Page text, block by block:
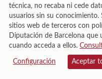
Área de Cultura – Gerència de Serveis
© Il·lustracions: Txesco Montalt ·
técnica, no recaba ni cede
usuarios sin su conocimiento.
sitios web de terceros con
Diputación de Barcelona que
cuando acceda a ellos.
Configuración Aceptar